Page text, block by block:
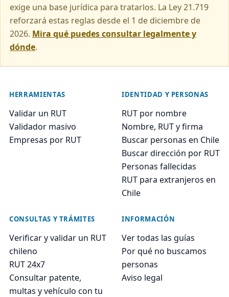
exige una base jurídica para tratarlos. La Ley 21.719
reforzará estas reglas desde el 1 de diciembre de
2026. Mira qué puedes consultar legalmente y
dónde.
HERRAMIENTAS
Validar un RUT
Validador masivo
Empresas por RUT
IDENTIDAD Y PERSONAS
RUT por nombre
Nombre, RUT y firma
Buscar personas en Chile
Buscar dirección por RUT
Personas fallecidas
RUT para extranjeros en
Chile
CONSULTAS Y TRÁMITES
Verificar y validar un RUT
chileno
RUT 24x7
Consultar patente,
multas y vehículo con tu
INFORMACIÓN
Ver todas las guías
Por qué no buscamos
personas
Aviso legal